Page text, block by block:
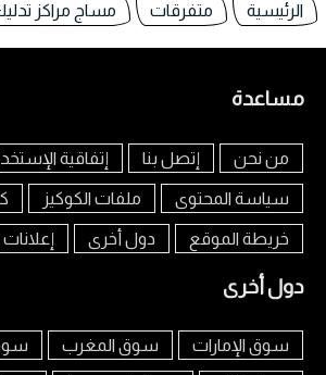
الرئيسية متفرقات مساج مراكز
مساعدة
من نحن إتصل بنا إتفاقية
سياسة المحتوى ملفات الكوكيز
خريطة الموقع دول أخرى
دول أخرى
سوق الإمارات سوق المغرب